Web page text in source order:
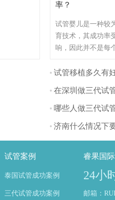
率？
试管婴儿是一种较
育技术，其成功率
响，因此并不是每
也有可能有些人做
要因素有哪些呢？
更多的试管婴儿流
问，解决相关问题
试管移植多久有
在深圳做三代试
哪些人做三代试
济南什么情况下
试管案例 睿果国际
泰国试管成功案例 24小
三代试管成功案例 邮箱：